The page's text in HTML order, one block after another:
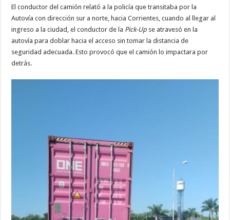
El conductor del camión relató a la policía que transitaba por la
Autovía con dirección sur a norte, hacia Corrientes, cuando al llegar al
ingreso a la ciudad, el conductor de la Pick-Up se atravesó en la
autovía para doblar hacia el acceso sin tomar la distancia de
seguridad adecuada. Esto provocó que el camión lo impactara por
detrás.